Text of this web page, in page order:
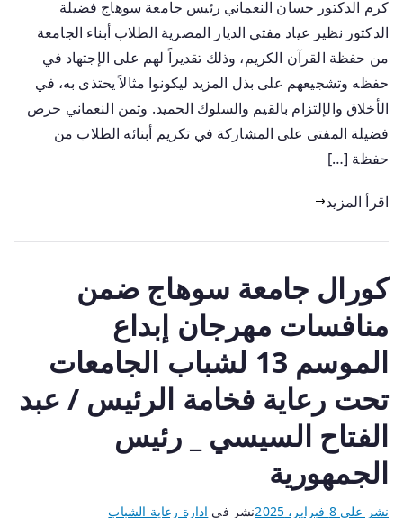
كرم الدكتور حسان النعماني رئيس جامعة سوهاج فضيلة
الدكتور نظير عياد مفتي الديار المصرية الطلاب أبناء الجامعة
من حفظة القرآن الكريم، وذلك تقديراً لهم على الإجتهاد في
حفظه وتشجيعهم على بذل المزيد ليكونوا مثالاً يحتذى به، في
الأخلاق والإلتزام بالقيم والسلوك الحميد. وثمن النعماني حرص
فضيلة المفتى على المشاركة في تكريم أبنائه الطلاب من
حفظة […]
اقرأ المزيد
كورال جامعة سوهاج ضمن
منافسات مهرجان إبداع
الموسم 13 لشباب الجامعات
تحت رعاية فخامة الرئيس / عبد
الفتاح السيسي _ رئيس
الجمهورية
نشر على8 فبراير، 2025 نشر في ادارة رعاية الشباب